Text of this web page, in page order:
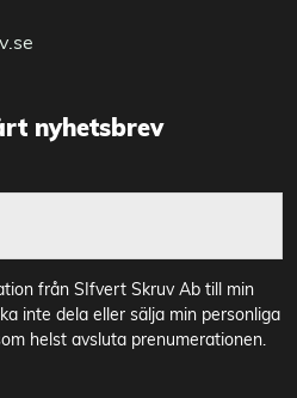
nyhetsbrev
från SIfvert Skruv Ab till min
inte dela eller sälja min personliga
helst avsluta prenumerationen.